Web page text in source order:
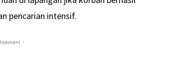
pencarian intensif.
-